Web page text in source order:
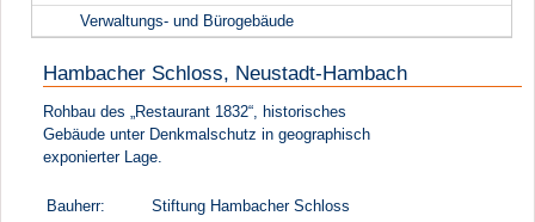
Verwaltungs- und Bürogebäude
Hambacher Schloss, Neustadt-Hambach
Rohbau des „Restaurant 1832“, historisches
Gebäude unter Denkmalschutz in geographisch
exponierter Lage.
Bauherr:
Stiftung Hambacher Schloss